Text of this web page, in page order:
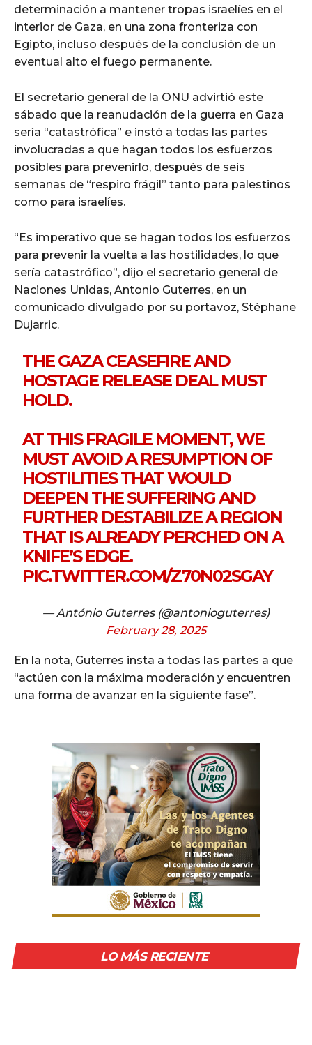
determinación a mantener tropas israelíes en el
interior de Gaza, en una zona fronteriza con
Egipto, incluso después de la conclusión de un
eventual alto el fuego permanente.
El secretario general de la ONU advirtió este
sábado que la reanudación de la guerra en Gaza
sería “catastrófica” e instó a todas las partes
involucradas a que hagan todos los esfuerzos
posibles para prevenirlo, después de seis
semanas de “respiro frágil” tanto para palestinos
como para israelíes.
“Es imperativo que se hagan todos los esfuerzos
para prevenir la vuelta a las hostilidades, lo que
sería catastrófico”, dijo el secretario general de
Naciones Unidas, Antonio Guterres, en un
comunicado divulgado por su portavoz, Stéphane
Dujarric.
THE GAZA CEASEFIRE AND
HOSTAGE RELEASE DEAL MUST
HOLD.
AT THIS FRAGILE MOMENT, WE
MUST AVOID A RESUMPTION OF
HOSTILITIES THAT WOULD
DEEPEN THE SUFFERING AND
FURTHER DESTABILIZE A REGION
THAT IS ALREADY PERCHED ON A
KNIFE’S EDGE.
PIC.TWITTER.COM/Z70N02SGAY
— António Guterres (@antonioguterres)
February 28, 2025
En la nota, Guterres insta a todas las partes a que
“actúen con la máxima moderación y encuentren
una forma de avanzar en la siguiente fase”.
LO MÁS RECIENTE